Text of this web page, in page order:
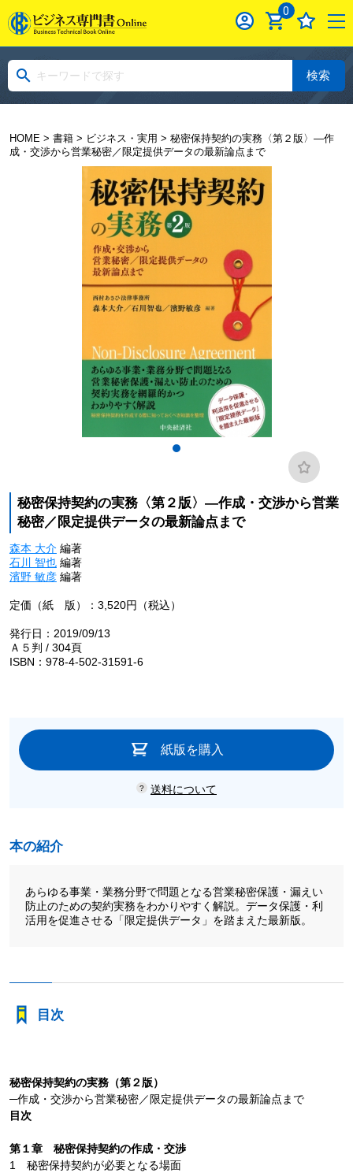
0
検索
HOME> 書籍> ビジネス・実用 > 秘密保持契約の実務〈第２版〉―作
成・交渉から営業秘密／限定提供データの最新論点まで
秘密保持契約の実務〈第２版〉―作成・交渉から営業
秘密／限定提供データの最新論点まで
森本 大介編著
石川 智也編著
濱野 敏彦編著
定価（紙 版）：3,520円（税込）
発行日：2019/09/13
Ａ５判 / 304頁
ISBN：978-4-502-31591-6
紙版を購入
送料について
本の紹介
あらゆる事業・業務分野で問題となる営業秘密保護・漏えい
防止のための契約実務をわかりやすく解説。データ保護・利
活用を促進させる「限定提供データ」を踏まえた最新版。
目次
秘密保持契約の実務（第２版）
─作成・交渉から営業秘密／限定提供データの最新論点まで
目次
第１章 秘密保持契約の作成・交渉
1 秘密保持契約が必要となる場面